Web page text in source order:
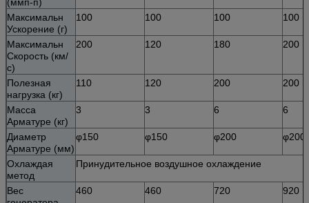
Максимальн
Ускорение (г)
100 100 100 100
Максимальн
Скорость (км/
с)
200 120 180 200
Полезная
нагрузка (кг)
110 120 200 200
Масса
Арматуре (кг)
3 3 6 6
Диаметр
Арматуре (мм)
φ150 φ150 φ200 φ200
Охлаждая
метод
Принудительное воздушное охлаждение
Вес
460 460 720 920